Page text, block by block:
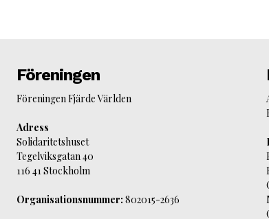
Föreningen
Föreningen Fjärde Världen
Adress
Solidaritetshuset
Tegelviksgatan 40
116 41 Stockholm
Organisationsnummer: 802015-2636